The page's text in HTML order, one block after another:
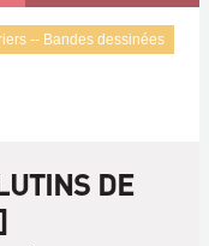
-- Bandes dessinées
DE